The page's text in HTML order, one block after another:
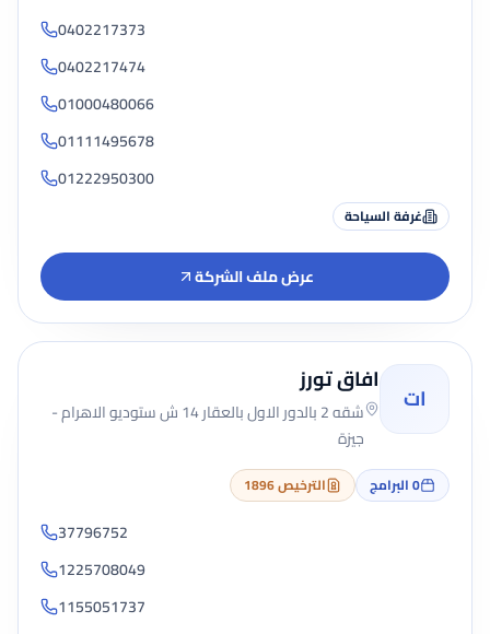
0402217373
0402217474
01000480066
01111495678
01222950300
غرفة السياحة
عرض ملف الشركة
ات
افاق تورز
شقه 2 بالدور الاول بالعقار 14 ش ستوديو الاهرام -
جيزة
0البرامج الترخيص 1896
37796752
1225708049
1155051737